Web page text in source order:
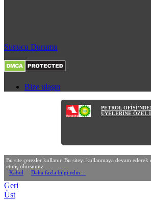
Sunucu Durumu
Bize ulaşın
PETROL
ÜYELERİNE ÖZEL
Bu site çerezler kullanır. Bu siteyi kullanmaya devam ederek
etmiş olursunuz.
Kabul
Daha fazla bilgi edin…
Geri
Üst